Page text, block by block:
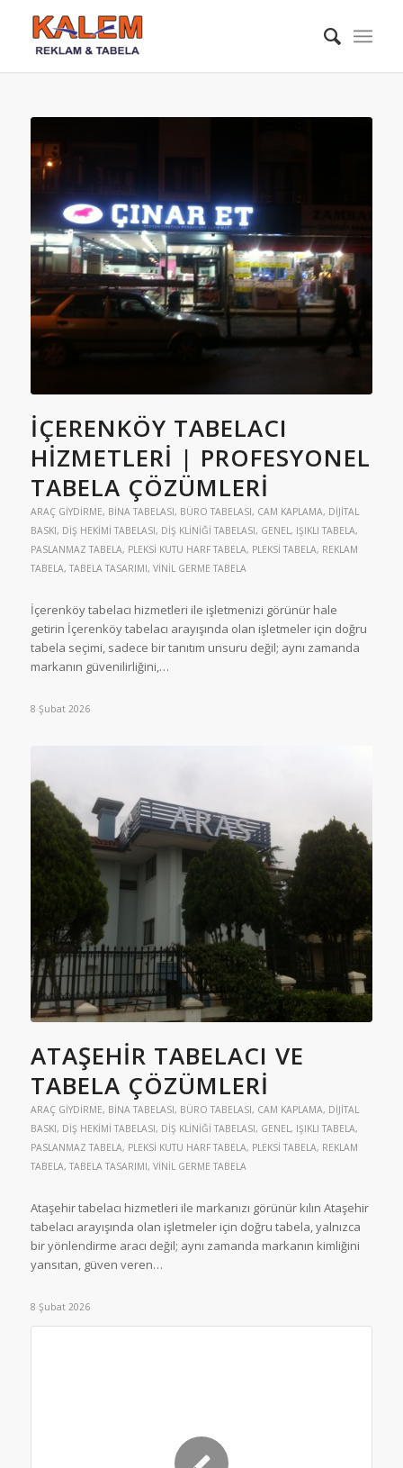
İÇERENKÖY TABELACI
HIZMETLERI | PROFESYONEL
TABELA ÇÖZÜMLERI
ARAÇ GIYDIRME, BINA TABELASI, BÜRO TABELASI, CAM KAPLAMA, DIJITAL
BASKI, DIŞ HEKIMI TABELASI, DIŞ KLINIĞI TABELASI, GENEL , IŞIKLI TABELA,
PASLANMAZ TABELA, PLEKSI KUTU HARF TABELA, PLEKSI TABELA, REKLAM
TABELA, TABELA TASARIMI, VINIL GERME TABELA
İçerenköy tabelacı hizmetleri ile işletmenizi görünür hale
getirin İçerenköy tabelacı arayışında olan işletmeler için doğru
tabela seçimi, sadece bir tanıtım unsuru değil; aynı zamanda
markanın güvenilirliğini,…
8 Şubat 2026
ATAŞEHIR TABELACI VE
TABELA ÇÖZÜMLERI
ARAÇ GIYDIRME, BINA TABELASI, BÜRO TABELASI, CAM KAPLAMA, DIJITAL
BASKI, DIŞ HEKIMI TABELASI, DIŞ KLINIĞI TABELASI, GENEL, IŞIKLI TABELA,
PASLANMAZ TABELA, PLEKSI KUTU HARF TABELA, PLEKSI TABELA, REKLAM
TABELA, TABELA TASARIMI, VINIL GERME TABELA
Ataşehir tabelacı hizmetleri ile markanızı görünür kılın Ataşehir
tabelacı arayışında olan işletmeler için doğru tabela, yalnızca
bir yönlendirme aracı değil; aynı zamanda markanın kimliğini
yansıtan, güven veren…
8 Şubat 2026